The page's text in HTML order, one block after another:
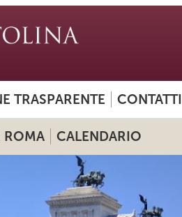
TRASPARENTE CONTATTI
ROMA CALENDARIO